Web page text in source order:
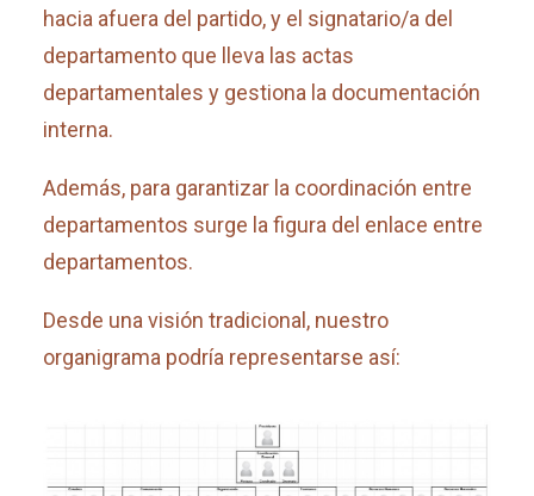
hacia afuera del partido, y el signatario/a del
departamento que lleva las actas
departamentales y gestiona la documentación
interna.
Además, para garantizar la coordinación entre
departamentos surge la figura del enlace entre
departamentos.
Desde una visión tradicional, nuestro
organigrama podría representarse así: